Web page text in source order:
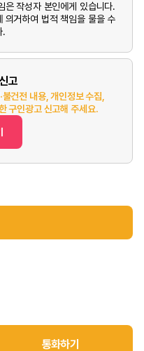
은 작성자 본인에게 있습니다.
의거하여 법적 책임을 물을 수
.
고
건전 내용, 개인정보 수집,
구인광고 신고해 주세요.
통화하기